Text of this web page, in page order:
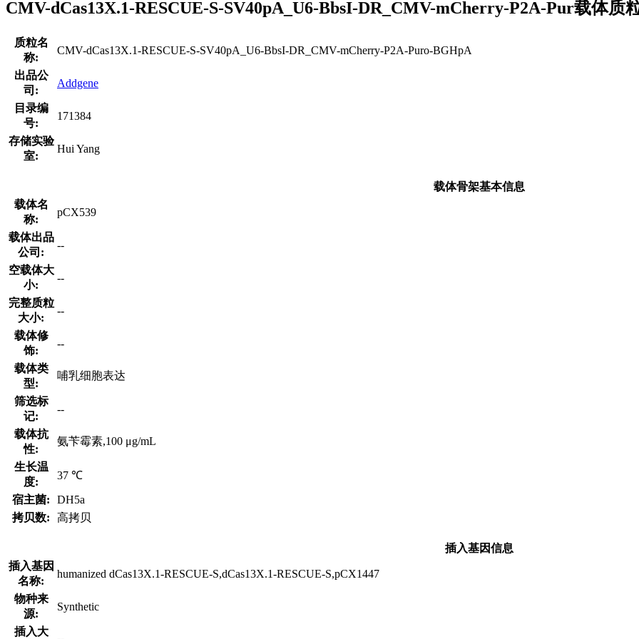
CMV-dCas13X.1-RESCUE-S-SV40pA_U6-BbsI-DR_CMV-mCherry-P2A-Pur载体质
质粒名
称:
CMV-dCas13X.1-RESCUE-S-SV40pA_U6-BbsI-DR_CMV-mCherry-P2A-Puro-BGHpA
出品公
司:
Addgene
目录编
号:
171384
存储实验
室:
Hui Yang
载体骨架基本信息
载体名
称:
pCX539
载体出品
公司:
--
空载体大
小:
--
完整质粒
大小:
--
载体修
饰:
--
载体类
型:
哺乳细胞表达
筛选标
记:
--
载体抗
性:
氨苄霉素,100 μg/mL
生长温
度:
37 ℃
宿主菌:
DH5a
拷贝数:
高拷贝
插入基因信息
插入基因
名称:
humanized dCas13X.1-RESCUE-S,dCas13X.1-RESCUE-S,pCX1447
物种来
源:
Synthetic
插入大